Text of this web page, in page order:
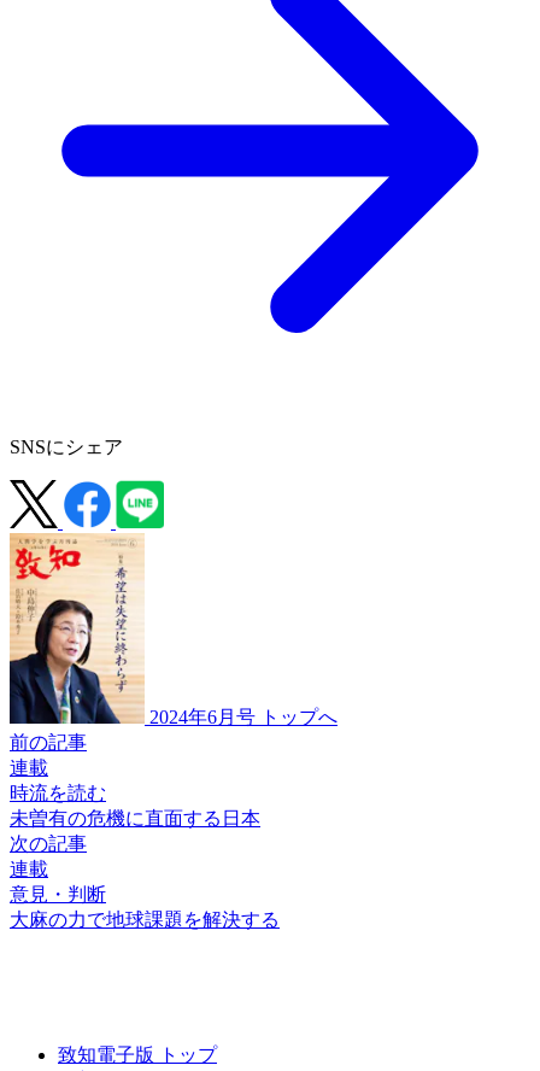
SNSにシェア
2024年6月号 トップへ
前の記事
連載
時流を読む
未曽有の危機に直面する日本
次の記事
連載
意見・判断
大麻の力で地球課題を解決する
致知電子版 トップ